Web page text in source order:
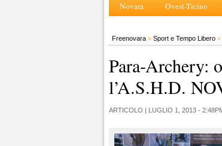
Novara Ovest-Ticino
Freenovara » Sport e Tempo Libero »
Para-Archery:
l’A.S.H.D.
ARTICOLO | LUGLIO 1, 2013 -